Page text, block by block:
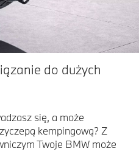
do dużych
się, a może
kempingową? Z
Twoje BMW może